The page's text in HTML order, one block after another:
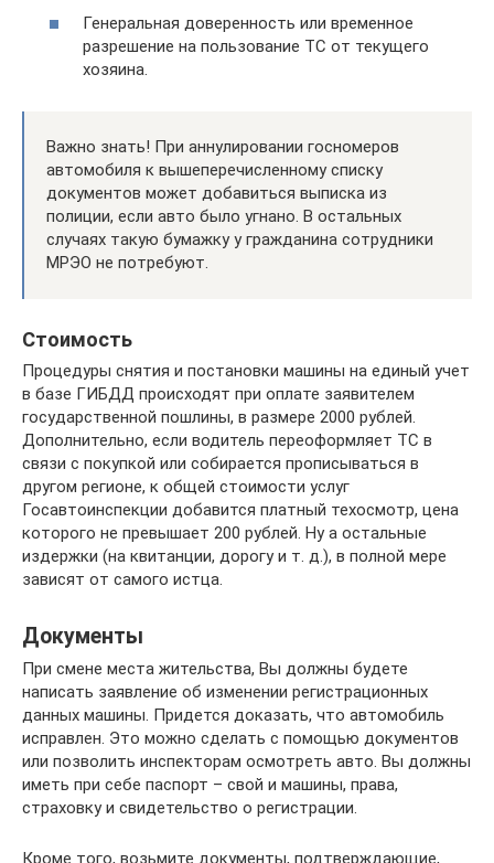
Генеральная доверенность или временное
разрешение на пользование ТС от текущего
хозяина.
Важно знать! При аннулировании госномеров
автомобиля к вышеперечисленному списку
документов может добавиться выписка из
полиции, если авто было угнано. В остальных
случаях такую бумажку у гражданина сотрудники
МРЭО не потребуют.
Стоимость
Процедуры снятия и постановки машины на единый учет
в базе ГИБДД происходят при оплате заявителем
государственной пошлины, в размере 2000 рублей.
Дополнительно, если водитель переоформляет ТС в
связи с покупкой или собирается прописываться в
другом регионе, к общей стоимости услуг
Госавтоинспекции добавится платный техосмотр, цена
которого не превышает 200 рублей. Ну а остальные
издержки (на квитанции, дорогу и т. д.), в полной мере
зависят от самого истца.
Документы
При смене места жительства, Вы должны будете
написать заявление об изменении регистрационных
данных машины. Придется доказать, что автомобиль
исправлен. Это можно сделать с помощью документов
или позволить инспекторам осмотреть авто. Вы должны
иметь при себе паспорт – свой и машины, права,
страховку и свидетельство о регистрации.
Кроме того, возьмите документы, подтверждающие,